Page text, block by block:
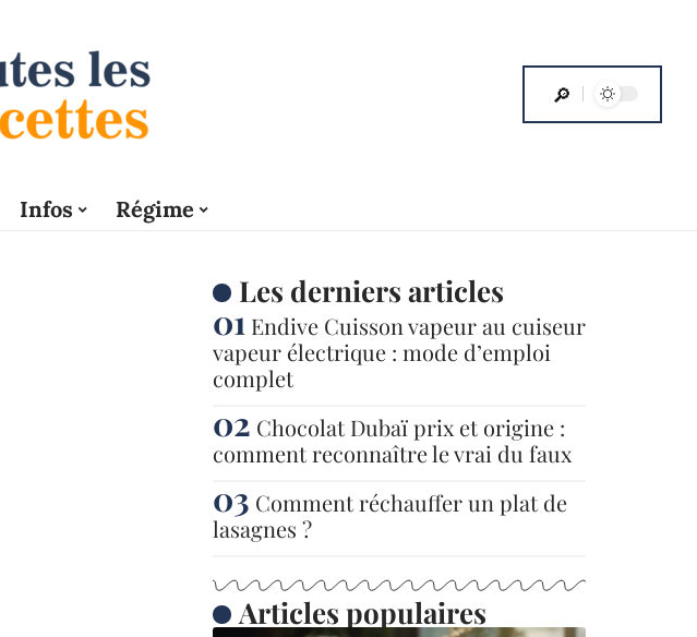
Infos Régime
Les derniers articles
Endive Cuisson vapeur au cuiseur
vapeur électrique : mode d’emploi
complet
Chocolat Dubaï prix et origine :
comment reconnaître le vrai du faux
Comment réchauffer un plat de
lasagnes ?
Articles populaires